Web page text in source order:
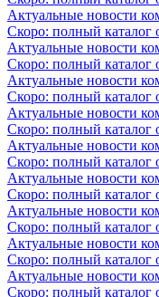
Актуальные новости
Скоро: полный каталог
Актуальные новости
Скоро: полный каталог
Актуальные новости
Скоро: полный каталог
Актуальные новости
Скоро: полный каталог
Актуальные новости
Скоро: полный каталог
Актуальные новости
Скоро: полный каталог
Актуальные новости
Скоро: полный каталог
Актуальные новости
Скоро: полный каталог
Актуальные новости
Скоро: полный каталог